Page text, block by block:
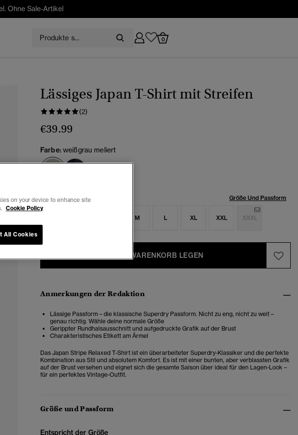
Ohne Sale-Artikel
0
Lässiges Japan T-Shirt mit Streifen
(2)
€39.99
Farbe: weißgrau meliert
Ausgewählt
Auswählen Größe: Größe Und Passform
M L XL XXL XXXL
IN DEN WARENKORB LEGEN
Anmerkungen der Redaktion
Lässige Passform – die klassische Superdry Passform. Nicht zu eng, nicht zu weit –
genau richtig. Wähle deine normale Größe
Gerippter Rundhalsausschnitt und aufgedruckte Grafik auf der Brust
Charakteristisches Etikett am Ärmel
Das Japan Stripe Relaxed T-Shirt ist ein überarbeiteter Superdry-Klassiker und die perfekte
Kombination aus Stil und absolutem Komfort. Es ist mit einer bunten, aber verblassten Grafik
auf der Brust versehen und eignet sich die gesamte Saison über ideal für den Lagen-Look –
für ein perfektes Vintage-Outfit.
Größe und Passform
Entspricht der Größe
on your device to enhance site
Cookie Policy
All Cookies